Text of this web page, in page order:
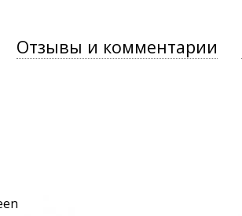
Отзывы и комментарии